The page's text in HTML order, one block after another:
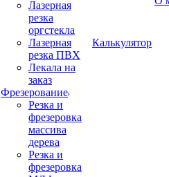
Лазерная
резка
оргстекла
Лазерная
резка ПВХ
Лекала на
заказ
Фрезерование
Резка и
фрезеровка
массива
дерева
Резка и
фрезеровка
Калькулятор